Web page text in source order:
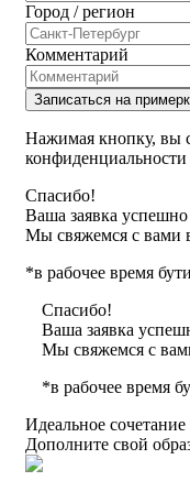
Город / регион
Комментарий
Записаться на
Нажимая кнопку, вы
конфиденциальности
Спасибо!
Ваша заявка успешно
Мы свяжемся с вами
*в рабочее время
Спасибо!
Ваша заявка
Мы свяжемся с
*в рабочее время
Идеальное сочетание
Дополните свой